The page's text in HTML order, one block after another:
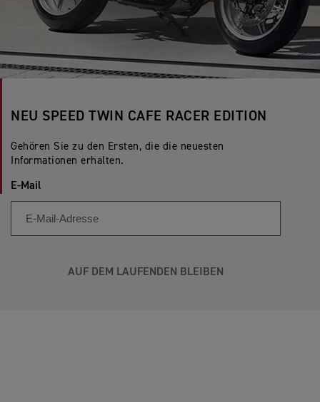
NEU SPEED TWIN CAFE RACER EDITION
Gehören Sie zu den Ersten, die die neuesten
Informationen erhalten.
E-Mail
AUF DEM LAUFENDEN BLEIBEN